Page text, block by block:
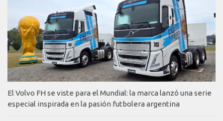
El Volvo FH se viste para el Mundial: la marca lanzó una serie
especial inspirada en la pasión futbolera argentina